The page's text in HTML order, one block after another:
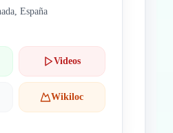
España
Videos
Wikiloc